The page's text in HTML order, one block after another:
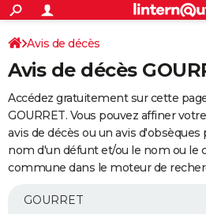
ACTUALITÉS
Politique
Société
Faits Divers
Education
Monde
Villes
+
SPORT
Coupe du monde 2026
Football
Tennis
Cyclisme
Rugby
Forum
Programme TV
TNT
Streaming
Cinéma
Sorties cinéma
Musique
+
FINANCE
Retraite
Epargne
Immobilier
Risques naturels par ville
Banque
Assurance
AUTO
Essais
Réserver un essai
Citadines
Berlines
SUV
Forum auto
+
Mobiles
Meilleur smartphone
Internet
Ordinateurs
Jeux vidéo
Guide high-tech
Avis de décès
Avis de décès
Accédez gratuitement sur cette
GOURRET. Vous pouvez affiner
avis de décès ou un avis
nom d'un défunt et/ou le nom ou le
commune dans le moteur de